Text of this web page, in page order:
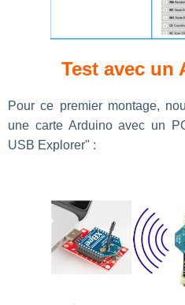
Test avec un
Pour ce premier montage,
une carte Arduino avec un
USB Explorer" :